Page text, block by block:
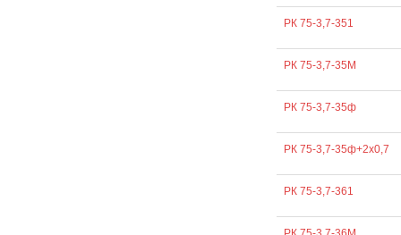
РК 75-3,7-351
РК 75-3,7-35М
РК 75-3,7-35ф
РК 75-3,7-35ф+2х0,7
РК 75-3,7-361